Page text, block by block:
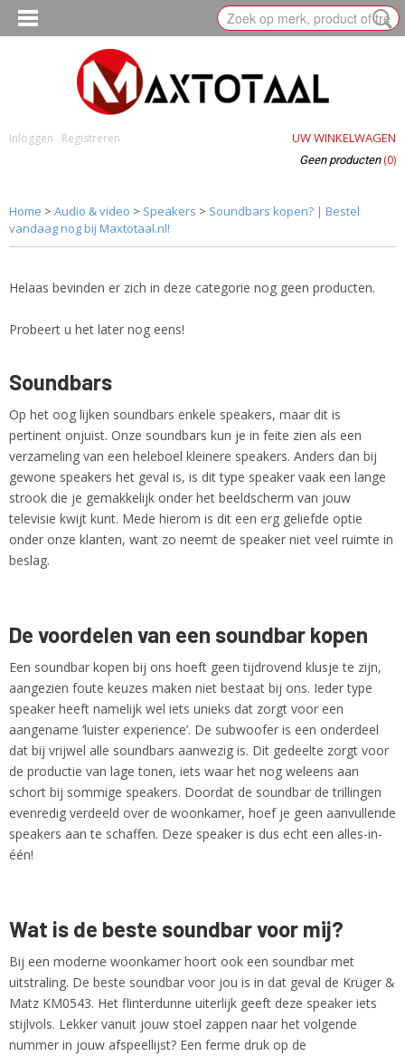
Inloggen Registreren UW WINKELWAGEN
Geen producten (0)
Home > Audio & video > Speakers > Soundbars kopen? | Bestel
vandaag nog bij Maxtotaal.nl!
Helaas bevinden er zich in deze categorie nog geen producten.
Probeert u het later nog eens!
Soundbars
Op het oog lijken soundbars enkele speakers, maar dit is
pertinent onjuist. Onze soundbars kun je in feite zien als een
verzameling van een heleboel kleinere speakers. Anders dan bij
gewone speakers het geval is, is dit type speaker vaak een lange
strook die je gemakkelijk onder het beeldscherm van jouw
televisie kwijt kunt. Mede hierom is dit een erg geliefde optie
onder onze klanten, want zo neemt de speaker niet veel ruimte in
beslag.
De voordelen van een soundbar kopen
Een soundbar kopen bij ons hoeft geen tijdrovend klusje te zijn,
aangezien foute keuzes maken niet bestaat bij ons. Ieder type
speaker heeft namelijk wel iets unieks dat zorgt voor een
aangename ‘luister experience’. De subwoofer is een onderdeel
dat bij vrijwel alle soundbars aanwezig is. Dit gedeelte zorgt voor
de productie van lage tonen, iets waar het nog weleens aan
schort bij sommige speakers. Doordat de soundbar de trillingen
evenredig verdeeld over de woonkamer, hoef je geen aanvullende
speakers aan te schaffen. Deze speaker is dus echt een alles-in-
één!
Wat is de beste soundbar voor mij?
Bij een moderne woonkamer hoort ook een soundbar met
uitstraling. De beste soundbar voor jou is in dat geval de Krüger &
Matz KM0543. Het flinterdunne uiterlijk geeft deze speaker iets
stijlvols. Lekker vanuit jouw stoel zappen naar het volgende
nummer in jouw afspeellijst? Een ferme druk op de